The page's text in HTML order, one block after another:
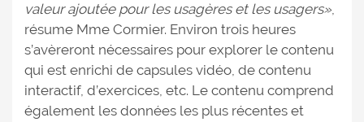
valeur ajoutée pour les usagères et les usagers»,
résume Mme Cormier. Environ trois heures
s’avèreront nécessaires pour explorer le contenu
qui est enrichi de capsules vidéo, de contenu
interactif, d’exercices, etc. Le contenu comprend
également les données les plus récentes et